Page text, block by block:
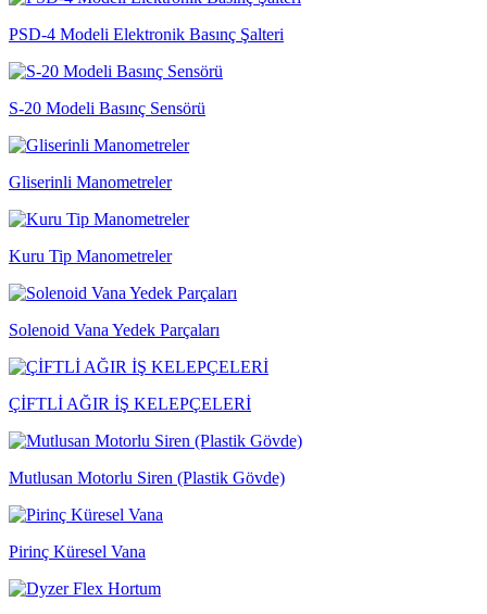
PSD-4 Modeli Elektronik Basınç Şalteri
S-20 Modeli Basınç Sensörü
Gliserinli Manometreler
Kuru Tip Manometreler
Solenoid Vana Yedek Parçaları
ÇİFTLİ AĞIR İŞ KELEPÇELERİ
Mutlusan Motorlu Siren (Plastik Gövde)
Pirinç Küresel Vana